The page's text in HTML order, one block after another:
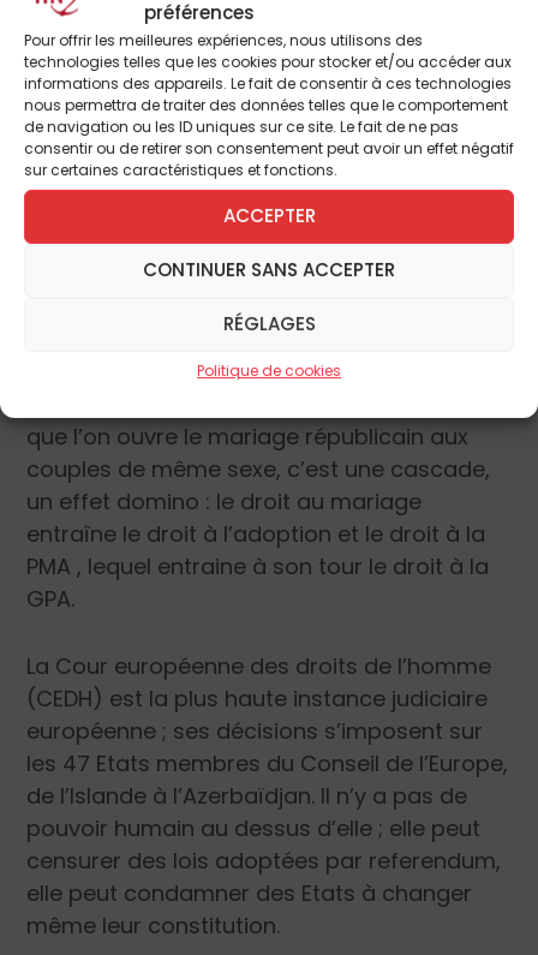
préférences
Pour offrir les meilleures expériences, nous utilisons des
technologies telles que les cookies pour stocker et/ou accéder aux
informations des appareils. Le fait de consentir à ces technologies
nous permettra de traiter des données telles que le comportement
de navigation ou les ID uniques sur ce site. Le fait de ne pas
consentir ou de retirer son consentement peut avoir un effet négatif
sur certaines caractéristiques et fonctions.
ACCEPTER
CONTINUER SANS ACCEPTER
RÉGLAGES
Politique de cookies
Assitée (PMA), la Gestation Pour Autrui
(GPA) et l’endoctrinement sexuel des
enfants !
Il faut bien comprendre que l’adoption, la
PMA et la GPA , c’est-à-dire les mères
porteuses, suivent inévitablement le simple
vote du « mariage pour tous ». Il est vain de
dire « j’accepte le mariage, mais pas le reste
C’est tout ou rien : A cause de la Cour
que l’on ouvre le mariage républicain aux
couples de même sexe, c’est une cascade,
un effet domino : le droit au mariage
entraîne le droit à l’adoption et le droit à la
PMA , lequel entraine à son tour le droit à la
GPA.
La Cour européenne des droits de l’homme
(CEDH) est la plus haute instance judiciaire
européenne ; ses décisions s’imposent sur
les 47 Etats membres du Conseil de l’Europe,
de l’Islande à l’Azerbaïdjan. Il n’y a pas de
pouvoir humain au dessus d’elle ; elle peut
censurer des lois adoptées par referendum,
elle peut condamner des Etats à changer
même leur constitution.